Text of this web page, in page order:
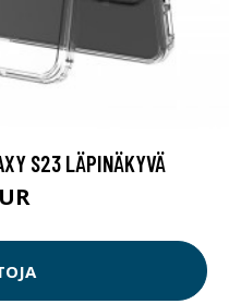
S23 LÄPINÄKYVÄ